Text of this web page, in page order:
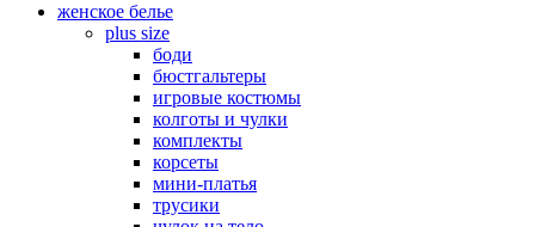
женское белье
plus size
боди
бюстгальтеры
игровые костюмы
колготы и чулки
комплекты
корсеты
мини-платья
трусики